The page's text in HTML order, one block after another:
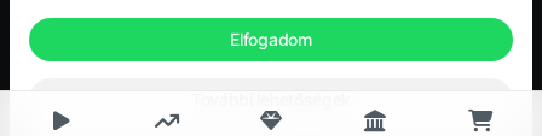
Elfogadom
Oldalak
Árfolyamok